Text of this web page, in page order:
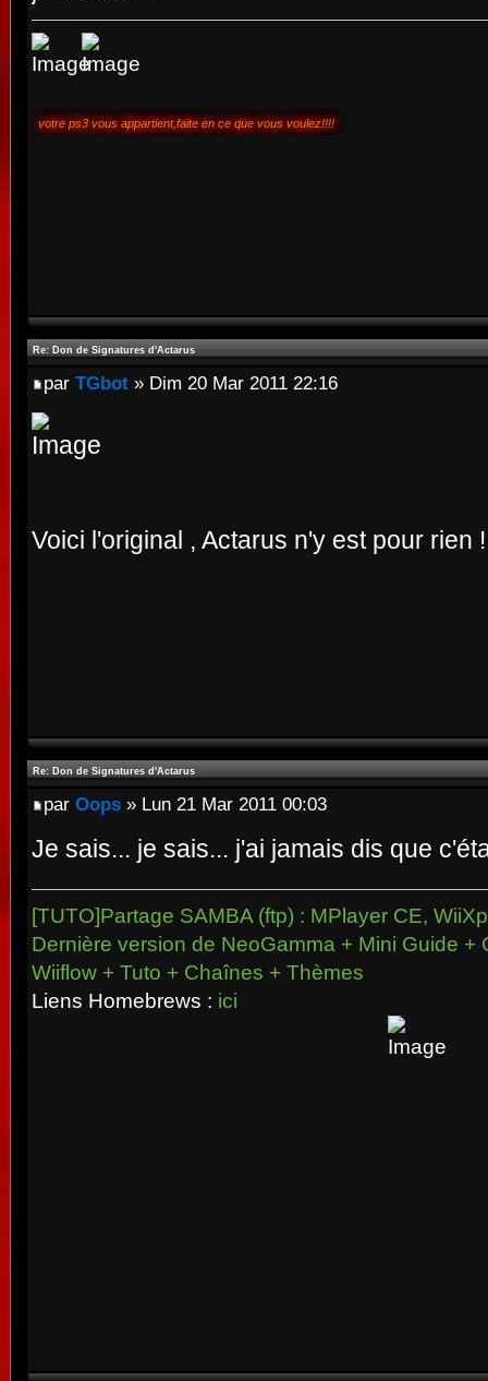
votre ps3 vous appartient,faite en ce que vous voulez!!!!
Re: Don de Signatures d'Actarus
par TGbot » Dim 20 Mar 2011 22:16
Voici l'original , Actarus n'y est pour rien !
Re: Don de Signatures d'Actarus
par Oops » Lun 21 Mar 2011 00:03
Je sais... je sais... j'ai jamais dis que
[TUTO]Partage SAMBA (ftp) : MPlayer CE,
Dernière version de NeoGamma + Mini Guide +
Wiiflow + Tuto + Chaînes + Thèmes
Liens Homebrews : ici